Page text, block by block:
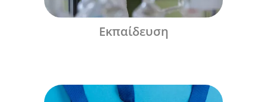
Εκπαίδευση